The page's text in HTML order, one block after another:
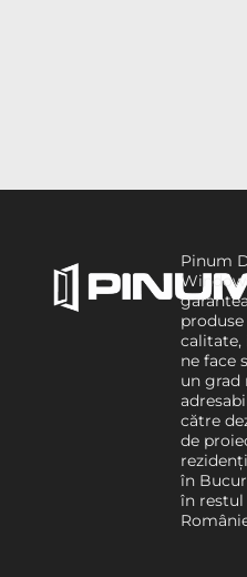
Pinum
produse
calitate,
ne face
un grad
către
de
în
în restul